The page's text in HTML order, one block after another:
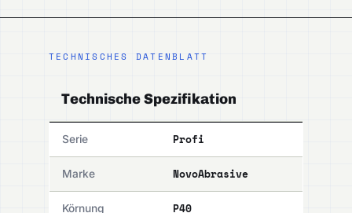
TECHNISCHES DATENBLATT
Technische Spezifikation
Serie Profi
Marke NovoAbrasive
Körnung P40